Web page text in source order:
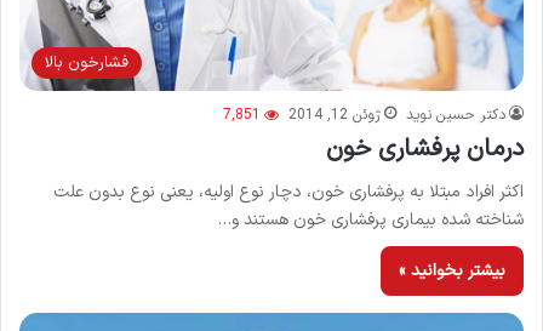
فشارخون بالا
دکتر حسین نوید ژوئن 12, 2014 7,851
درمان پرفشاری خون
اکثر افراد مبتلا به پرفشاری خون، دچار نوع اولیه، یعنی نوع بدون علت
شناخته شده بیماری پرفشاری خون هستند و…
بیشتر بخوانید »